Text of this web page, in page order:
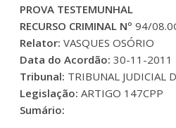
PROVA TESTEMUNHAL
RECURSO CRIMINAL Nº 94/
Relator:VASQUES OSÓRIO
Data do Acordão: 30-11-2011
Tribunal: TRIBUNAL JUDICIAL
Legislação:ARTIGO 147CPP
Sumário: